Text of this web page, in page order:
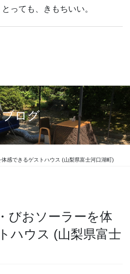
っても、きもちいい。
ブログ
感できるゲストハウス (山梨県富士河口湖町)
びおソーラーを体
ハウス (山梨県富士